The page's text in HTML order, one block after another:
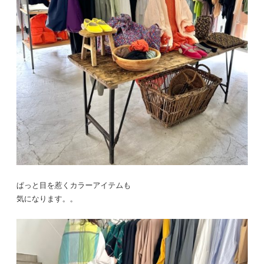
ぱっと目を惹くカラーアイテムも
気になります。。